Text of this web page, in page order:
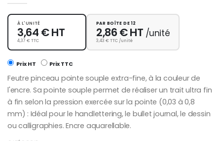
À L'UNITÉ
3,64 € HT
4,37 € TTC
PAR BOÎTE DE 12
2,86 € HT /unité
3,43 € TTC /unité
Prix HT Prix TTC
Feutre pinceau pointe souple extra-fine, à la couleur de
l'encre. Sa pointe souple permet de réaliser un trait ultra fin
à fin selon la pression exercée sur la pointe (0,03 à 0,8
mm) : Idéal pour le handlettering, le bullet journal, le dessin
ou calligraphies. Encre aquarellable.